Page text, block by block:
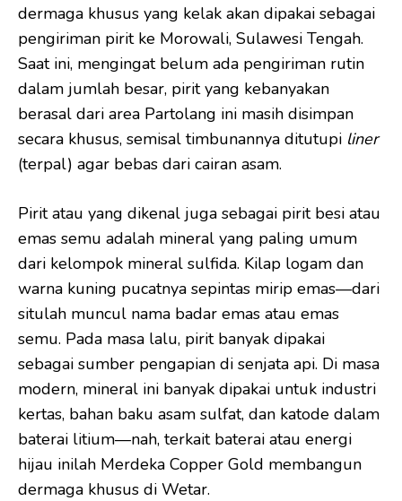
dermaga khusus yang kelak akan dipakai sebagai
pengiriman pirit ke Morowali, Sulawesi Tengah.
Saat ini, mengingat belum ada pengiriman rutin
dalam jumlah besar, pirit yang kebanyakan
berasal dari area Partolang ini masih disimpan
secara khusus, semisal timbunannya ditutupi liner
(terpal) agar bebas dari cairan asam.
Pirit atau yang dikenal juga sebagai pirit besi atau
emas semu adalah mineral yang paling umum
dari kelompok mineral sulfida. Kilap logam dan
warna kuning pucatnya sepintas mirip emas—dari
situlah muncul nama badar emas atau emas
semu. Pada masa lalu, pirit banyak dipakai
sebagai sumber pengapian di senjata api. Di masa
modern, mineral ini banyak dipakai untuk industri
kertas, bahan baku asam sulfat, dan katode dalam
baterai litium—nah, terkait baterai atau energi
hijau inilah Merdeka Copper Gold membangun
dermaga khusus di Wetar.